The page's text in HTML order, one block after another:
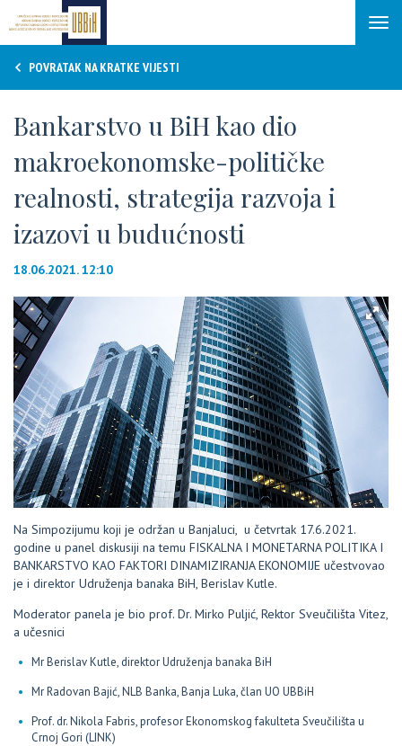
POVRATAK NA KRATKE VIJESTI
Bankarstvo u BiH kao dio
makroekonomske-političke
realnosti, strategija razvoja i
izazovi u budućnosti
18.06.2021. 12:10
Na Simpozijumu koji je održan u Banjaluci, u četvrtak 17.6.2021.
godine u panel diskusiji na temu FISKALNA I MONETARNA POLITIKA I
BANKARSTVO KAO FAKTORI DINAMIZIRANJA EKONOMIJE učestvovao
je i direktor Udruženja banaka BiH, Berislav Kutle.
Moderator panela je bio prof. Dr. Mirko Puljić, Rektor Sveučilišta Vitez,
a učesnici
Mr Berislav Kutle, direktor Udruženja banaka BiH
Mr Radovan Bajić, NLB Banka, Banja Luka, član UO UBBiH
Prof. dr. Nikola Fabris, profesor Ekonomskog fakulteta Sveučilišta u
Crnoj Gori (LINK)